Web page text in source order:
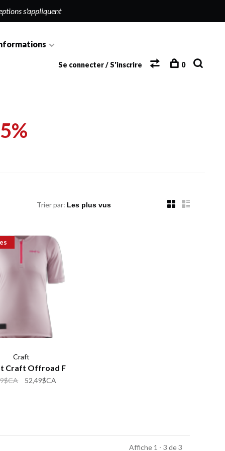
s'appliquent
Se connecter / S'inscrire 0
Trier par:
Craft
Craft Offroad F
52,49$CA
Affiche 1 - 3 de 3